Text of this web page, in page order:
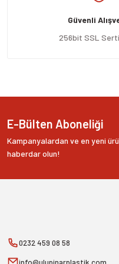
Ürün açıklamasında eksik
Ürün bilgilerinde hatalar
Ürün fiyatı diğer sitelerden
Güvenli
256bit SSL
E-Bülten Aboneliği
Kampanyalardan ve en yeni
haberdar olun!
0232 459 08 58